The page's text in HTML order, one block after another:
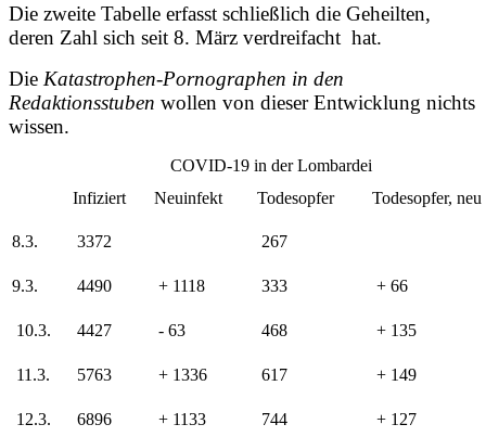
Die zweite Tabelle erfasst schließlich die Geheilten,
deren Zahl sich seit 8. März verdreifacht hat.
Die Katastrophen-Pornographen in den
Redaktionsstuben wollen von dieser Entwicklung nichts
wissen.
COVID-19 in der Lombardei
Infiziert
Neuinfekt Todesopfer Todesopfer, neu
8.3. 3372 267
9.3. 4490 + 1118 333 + 66
10.3. 4427 - 63 468 + 135
11.3. 5763 + 1336 617 + 149
12.3. 6896 + 1133 744 + 127